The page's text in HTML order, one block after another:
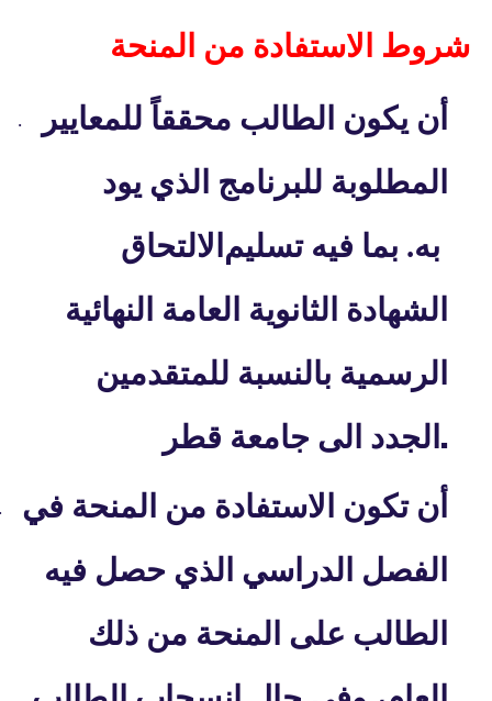
شروط الاستفادة من المنحة
·
أن يكون الطالب محققاً للمعايير
المطلوبة للبرنامج الذي يود
الالتحاق به. بما فيه تسليم
الشهادة الثانوية العامة النهائية
الرسمية بالنسبة للمتقدمين
الجدد الى جامعة قطر .
أن تكون الاستفادة من المنحة في
الفصل الدراسي الذي حصل فيه
الطالب على المنحة من ذلك